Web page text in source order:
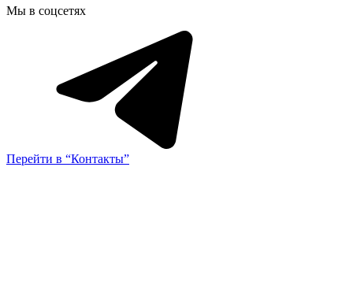
Мы в соцсетях
Перейти в “Контакты”